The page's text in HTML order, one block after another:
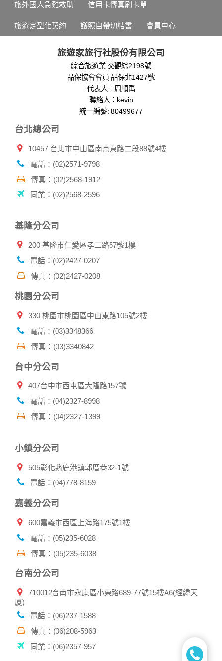
旅外國人急難救助 信用卡傳真刷卡單
旅遊定型化契約 護照自帶切結書 會員中心
旅遊家旅行社股份有限公司
綜合旅遊業 交觀綜2198號
品保協會會員 品保北1427號
代表人：周順禹
聯絡人：kevin
統一編號: 80499677
台北總公司
10457 台北市中山區南京東路二段88號4樓
電話：(02)2571-9798
傳真：(02)2568-1912
同業：(02)2568-2596
基隆分公司
200 基隆市仁愛區孝二路57號1樓
電話：(02)2427-0207
傳真：(02)2427-0208
桃園分公司
330 桃園市桃園區中山東路105號2樓
電話：(03)3348366
傳真：(03)3340842
台中分公司
407台中市西屯區大隆路157號
電話：(04)2327-8998
傳真：(04)2327-1399
小鎮分公司
505彰化縣鹿港鎮郭厝巷32-1號
電話：(04)778-8159
嘉義分公司
600嘉義市西區上海路175號1樓
電話：(05)235-6028
傳真：(05)235-6038
台南分公司
710012台南市永康區小東路689-77號15樓A6(經緯天
厦)
電話：(06)237-1588
傳真：(06)208-5963
同業：(06)2357-957